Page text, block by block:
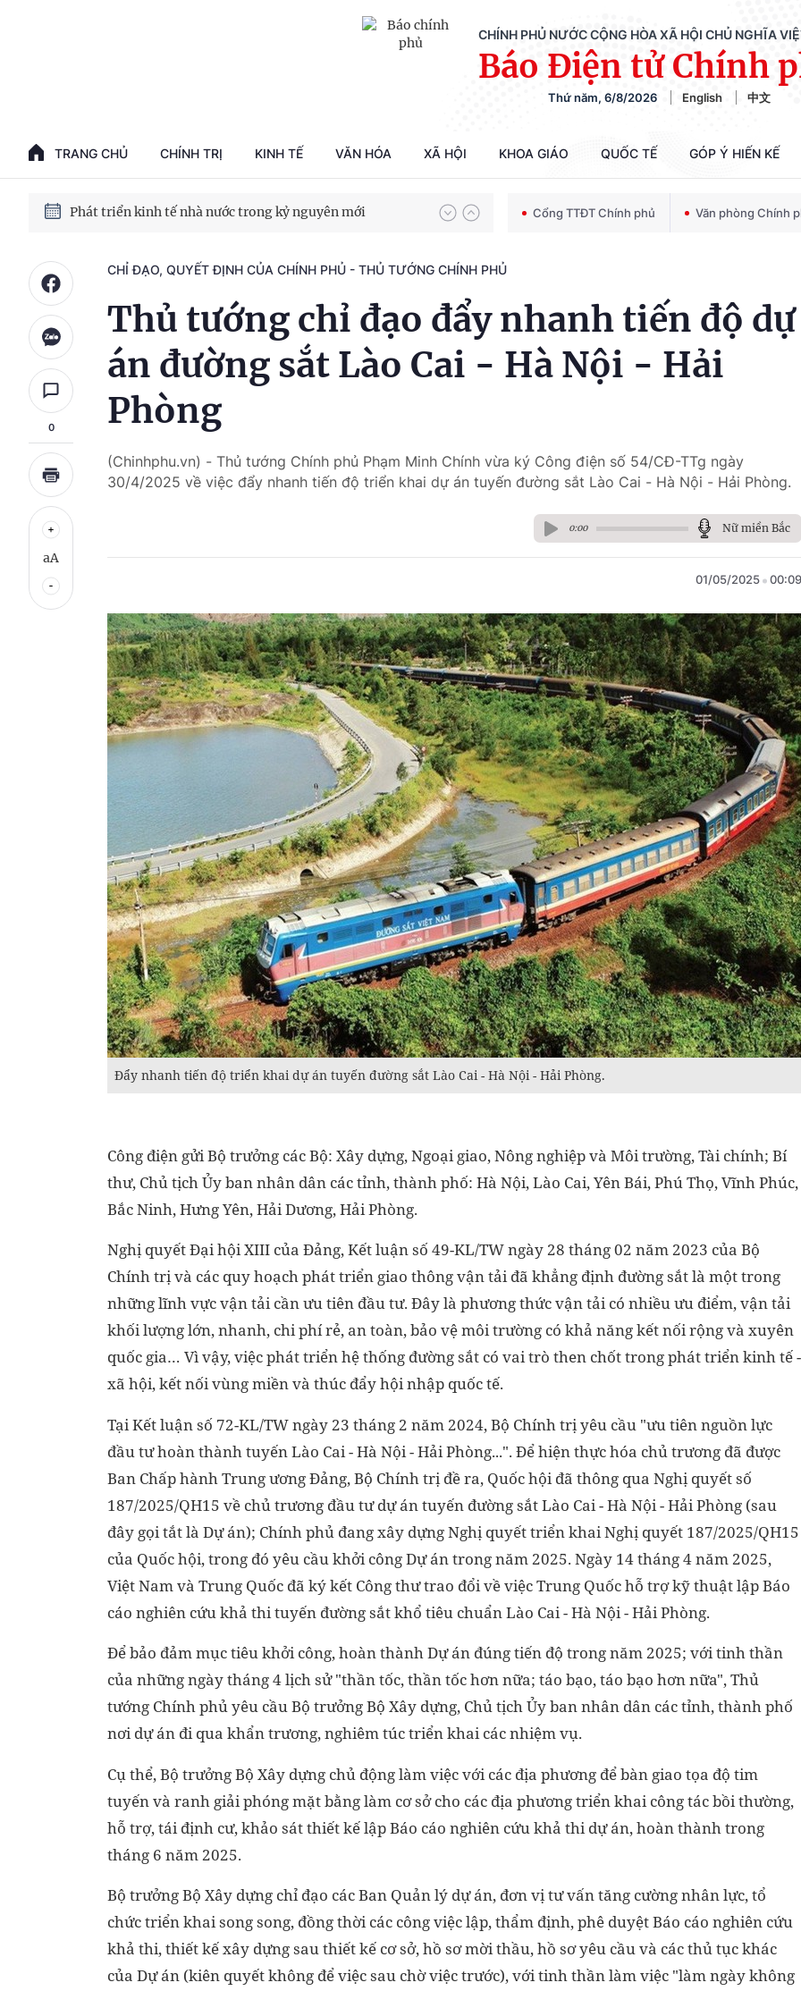
CHÍNH PHỦ NƯỚC CỘNG HÒA XÃ HỘI CHỦ NGHĨA
Báo Điện tử Chính
Thứ năm, 6/8/2026 English 中文
TRANG CHỦ CHÍNH TRỊ KINH TẾ VĂN HÓA XÃ HỘI KHOA GIÁO QUỐC TẾ GÓP Ý HIẾN KẾ
Phát triển kinh tế nhà nước trong kỷ nguyên mới
Phát triển nhà ở cho thuê - Trụ cột chiến lược, lâu dài
Phát triển kinh tế nhà nước trong kỷ nguyên mới Cổng TTĐT Chính phủ Văn phòng Chính
0
aA
CHỈ ĐẠO, QUYẾT ĐỊNH CỦA CHÍNH PHỦ - THỦ TƯỚNG CHÍNH PHỦ
Thủ tướng chỉ đạo đẩy nhanh tiến độ dự
án đường sắt Lào Cai - Hà Nội - Hải
Phòng
(Chinhphu.vn) - Thủ tướng Chính phủ Phạm Minh Chính vừa ký Công điện số 54/CĐ-TTg ngày
30/4/2025 về việc đẩy nhanh tiến độ triển khai dự án tuyến đường sắt Lào Cai - Hà Nội - Hải Phòng.
0:00 Nữ miền Bắc
01/05/2025 00:09
Đẩy nhanh tiến độ triển khai dự án tuyến đường sắt Lào Cai - Hà Nội - Hải Phòng.
Công điện gửi Bộ trưởng các Bộ: Xây dựng, Ngoại giao, Nông nghiệp và Môi trường, Tài chính; Bí
thư, Chủ tịch Ủy ban nhân dân các tỉnh, thành phố: Hà Nội, Lào Cai, Yên Bái, Phú Thọ, Vĩnh Phúc,
Bắc Ninh, Hưng Yên, Hải Dương, Hải Phòng.
Nghị quyết Đại hội XIII của Đảng, Kết luận số 49-KL/TW ngày 28 tháng 02 năm 2023 của Bộ
Chính trị và các quy hoạch phát triển giao thông vận tải đã khẳng định đường sắt là một trong
những lĩnh vực vận tải cần ưu tiên đầu tư. Đây là phương thức vận tải có nhiều ưu điểm, vận tải
khối lượng lớn, nhanh, chi phí rẻ, an toàn, bảo vệ môi trường có khả năng kết nối rộng và xuyên
quốc gia… Vì vậy, việc phát triển hệ thống đường sắt có vai trò then chốt trong phát triển kinh tế -
xã hội, kết nối vùng miền và thúc đẩy hội nhập quốc tế.
Tại Kết luận số 72-KL/TW ngày 23 tháng 2 năm 2024, Bộ Chính trị yêu cầu "ưu tiên nguồn lực
đầu tư hoàn thành tuyến Lào Cai - Hà Nội - Hải Phòng...". Để hiện thực hóa chủ trương đã được
Ban Chấp hành Trung ương Đảng, Bộ Chính trị đề ra, Quốc hội đã thông qua Nghị quyết số
187/2025/QH15 về chủ trương đầu tư dự án tuyến đường sắt Lào Cai - Hà Nội - Hải Phòng (sau
đây gọi tắt là Dự án); Chính phủ đang xây dựng Nghị quyết triển khai Nghị quyết 187/2025/QH15
của Quốc hội, trong đó yêu cầu khởi công Dự án trong năm 2025. Ngày 14 tháng 4 năm 2025,
Việt Nam và Trung Quốc đã ký kết Công thư trao đổi về việc Trung Quốc hỗ trợ kỹ thuật lập Báo
cáo nghiên cứu khả thi tuyến đường sắt khổ tiêu chuẩn Lào Cai - Hà Nội - Hải Phòng.
Để bảo đảm mục tiêu khởi công, hoàn thành Dự án đúng tiến độ trong năm 2025; với tinh thần
của những ngày tháng 4 lịch sử "thần tốc, thần tốc hơn nữa; táo bạo, táo bạo hơn nữa", Thủ
tướng Chính phủ yêu cầu Bộ trưởng Bộ Xây dựng, Chủ tịch Ủy ban nhân dân các tỉnh, thành phố
nơi dự án đi qua khẩn trương, nghiêm túc triển khai các nhiệm vụ.
Cụ thể, Bộ trưởng Bộ Xây dựng chủ động làm việc với các địa phương để bàn giao tọa độ tim
tuyến và ranh giải phóng mặt bằng làm cơ sở cho các địa phương triển khai công tác bồi thường,
hỗ trợ, tái định cư, khảo sát thiết kế lập Báo cáo nghiên cứu khả thi dự án, hoàn thành trong
tháng 6 năm 2025.
Bộ trưởng Bộ Xây dựng chỉ đạo các Ban Quản lý dự án, đơn vị tư vấn tăng cường nhân lực, tổ
chức triển khai song song, đồng thời các công việc lập, thẩm định, phê duyệt Báo cáo nghiên cứu
khả thi, thiết kế xây dựng sau thiết kế cơ sở, hồ sơ mời thầu, hồ sơ yêu cầu và các thủ tục khác
của Dự án (kiên quyết không để việc sau chờ việc trước), với tinh thần làm việc "làm ngày không